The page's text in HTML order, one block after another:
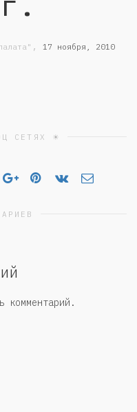
, 17 ноября, 2010
СЕТЯХ ☀
комментарий.